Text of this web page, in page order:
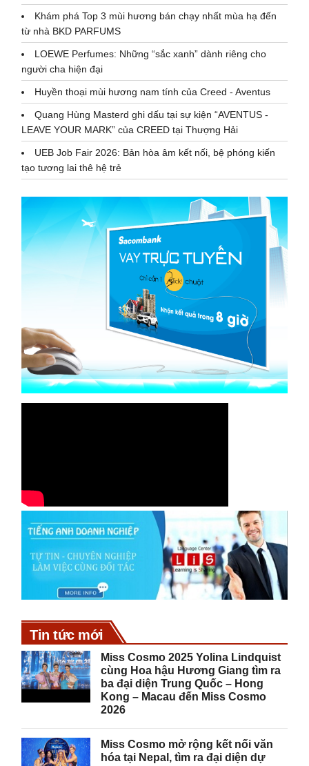
Khám phá Top 3 mùi hương bán chạy nhất mùa hạ đến
từ nhà BKD PARFUMS
LOEWE Perfumes: Những “sắc xanh” dành riêng cho
người cha hiện đại
Huyền thoại mùi hương nam tính của Creed - Aventus
Quang Hùng Masterd ghi dấu tại sự kiện “AVENTUS -
LEAVE YOUR MARK” của CREED tại Thượng Hải
UEB Job Fair 2026: Bản hòa âm kết nối, bệ phóng kiến
tạo tương lai thê hệ trẻ
Tin tức mới
Miss Cosmo 2025 Yolina Lindquist
cùng Hoa hậu Hương Giang tìm ra
ba đại diện Trung Quốc – Hong
Kong – Macau đến Miss Cosmo
2026
Miss Cosmo mở rộng kết nối văn
hóa tại Nepal, tìm ra đại diện dự